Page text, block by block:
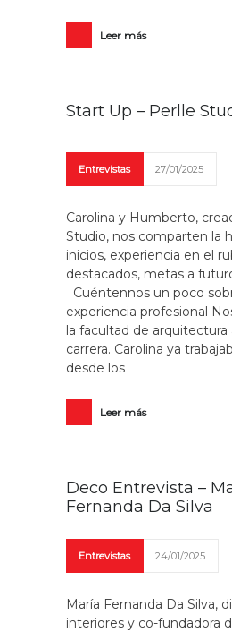
Leer más
Start Up – Perlle
Entrevistas 27/01/2025
Carolina y Humberto,
Studio, nos comparten la
inicios, experiencia en el
destacados, metas a
Cuéntennos un poco
experiencia profesional
la facultad de arquitectura
carrera. Carolina ya
desde los
Leer más
Deco Entrevista –
Fernanda Da Silva
Entrevistas 24/01/2025
María Fernanda Da Silva,
interiores y co-fundadora